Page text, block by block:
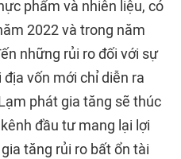
phẩm và nhiên liệu, có
2022 và trong năm
những rủi ro đối với sự
vốn mới chỉ diễn ra
phát gia tăng sẽ thúc
đầu tư mang lại lợi
tăng rủi ro bất ổn tài